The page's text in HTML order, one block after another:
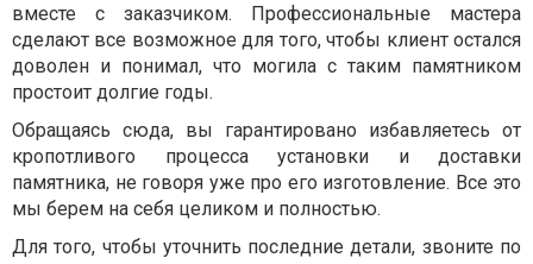
вместе с заказчиком. Профессиональные мастера
сделают все возможное для того, чтобы клиент остался
доволен и понимал, что могила с таким памятником
простоит долгие годы.
Обращаясь сюда, вы гарантировано избавляетесь от
кропотливого процесса установки и доставки
памятника, не говоря уже про его изготовление. Все это
мы берем на себя целиком и полностью.
Для того, чтобы уточнить последние детали, звоните по